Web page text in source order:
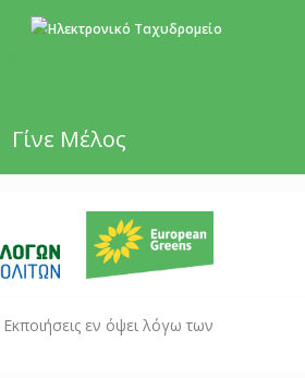
Γίνε Μέλος
Εκποιήσεις εν όψει λόγω των